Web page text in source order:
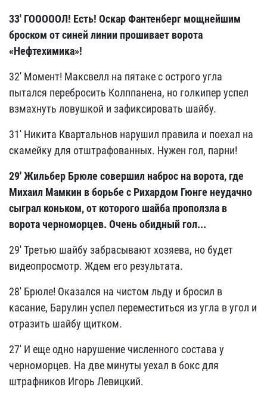
33' ГОООООЛ! Есть! Оскар Фантенберг мощнейшим
броском от синей линии прошивает ворота
«Нефтехимика»!
32' Момент! Максвелл на пятаке с острого угла
пытался перебросить Колппанена, но голкипер успел
взмахнуть ловушкой и зафиксировать шайбу.
31' Никита Квартальнов нарушил правила и поехал на
скамейку для отштрафованных. Нужен гол, парни!
29' Жильбер Брюле совершил наброс на ворота, где
Михаил Мамкин в борьбе с Рихардом Гюнге неудачно
сыграл коньком, от которого шайба проползла в
ворота черноморцев. Очень обидный гол...
29' Третью шайбу забрасывают хозяева, но будет
видеопросмотр. Ждем его результата.
28' Брюле! Оказался на чистом льду и бросил в
касание, Барулин успел переместиться из угла в угол и
отразить шайбу щитком.
27' И еще одно нарушение численного состава у
черноморцев. На две минуты уехал в бокс для
штрафников Игорь Левицкий.